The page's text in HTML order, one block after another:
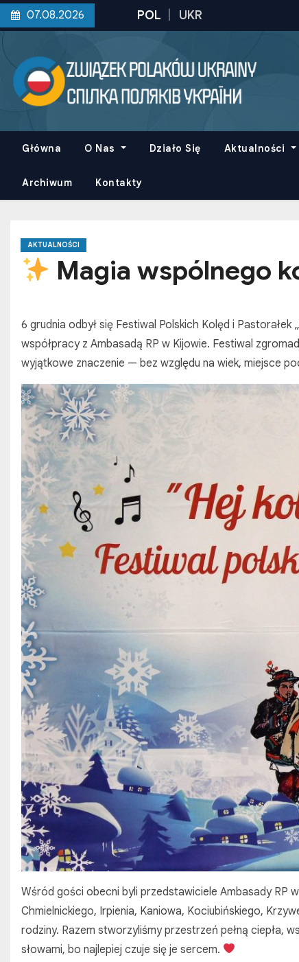
k
e
07.08.2026
Główna O Nas Działo Się Aktualności
Archiwum Kontakty
AKTUALNOŚCI
Magia wspólnego
6 grudnia odbył się Festiwal Polskich Kolęd i
współpracy z Ambasadą RP w Kijowie. Festiwal
wyjątkowe znaczenie — bez względu na wiek, miejsce
Wśród gości obecni byli przedstawiciele Ambasady RP
Chmielnickiego, Irpienia, Kaniowa, Kociubińskiego,
rodziny. Razem stworzyliśmy przestrzeń pełną ciepła,
słowami, bo najlepiej czuje się je sercem.